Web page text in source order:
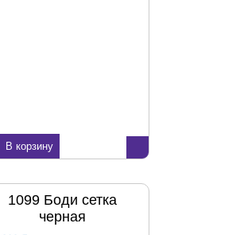
В корзину
1099 Боди сетка
черная